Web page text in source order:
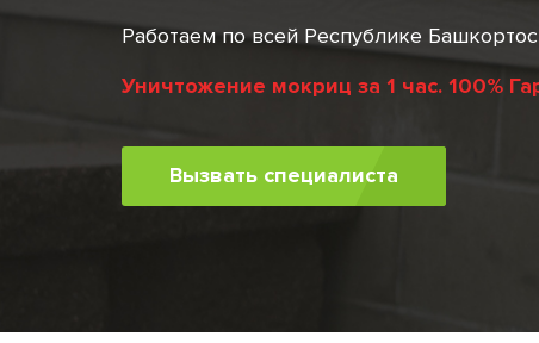
Работаем по всей Республике
Уничтожение мокриц за 1 час. 100%
Вызвать специалиста